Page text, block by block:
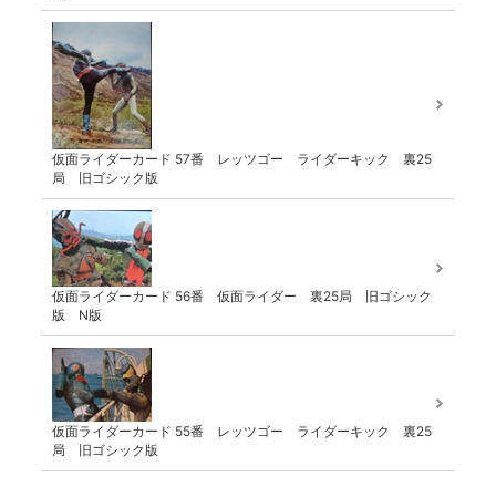
仮面ライダーカード 57番 レッツゴー ライダーキック 裏25
局 旧ゴシック版
仮面ライダーカード 56番 仮面ライダー 裏25局 旧ゴシック
版 N版
仮面ライダーカード 55番 レッツゴー ライダーキック 裏25
局 旧ゴシック版